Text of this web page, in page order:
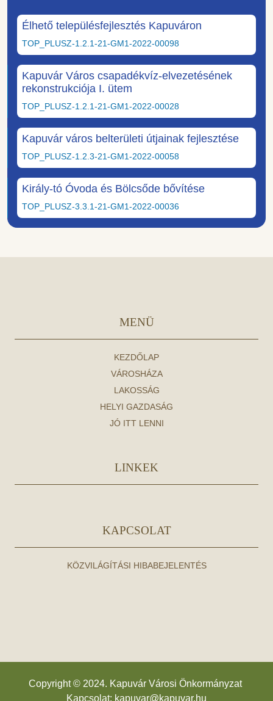
Élhető településfejlesztés Kapuváron
TOP_PLUSZ-1.2.1-21-GM1-2022-00098
Kapuvár Város csapadékvíz-elvezetésének
rekonstrukciója I. ütem
TOP_PLUSZ-1.2.1-21-GM1-2022-00028
Kapuvár város belterületi útjainak fejlesztése
TOP_PLUSZ-1.2.3-21-GM1-2022-00058
Király-tó Óvoda és Bölcsőde bővítése
TOP_PLUSZ-3.3.1-21-GM1-2022-00036
MENÜ
KEZDŐLAP
VÁROSHÁZA
LAKOSSÁG
HELYI GAZDASÁG
JÓ ITT LENNI
LINKEK
KAPCSOLAT
KÖZVILÁGÍTÁSI HIBABEJELENTÉS
Copyright © 2024. Kapuvár Városi Önkormányzat
Kapcsolat: kapuvar@kapuvar.hu